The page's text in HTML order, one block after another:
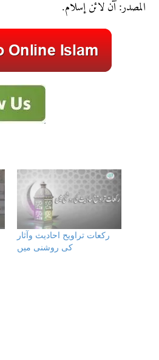
المصدر: آن لائن إسلام.
رکعات تراویح احاديث وآثار
كى روشنى ميں